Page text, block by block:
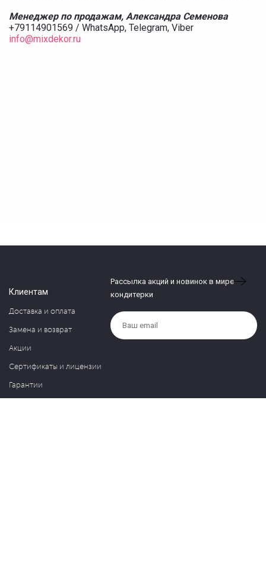
Менеджер по продажам, Александра Семенова
+79114901569 / WhatsApp, Telegram, Viber
info@mixdekor.ru
Клиентам
Доставка и оплата
Замена и возврат
Акции
Сертификаты и лицензии
Гарантии
Рассылка акций и новинок в мире
кондитерки